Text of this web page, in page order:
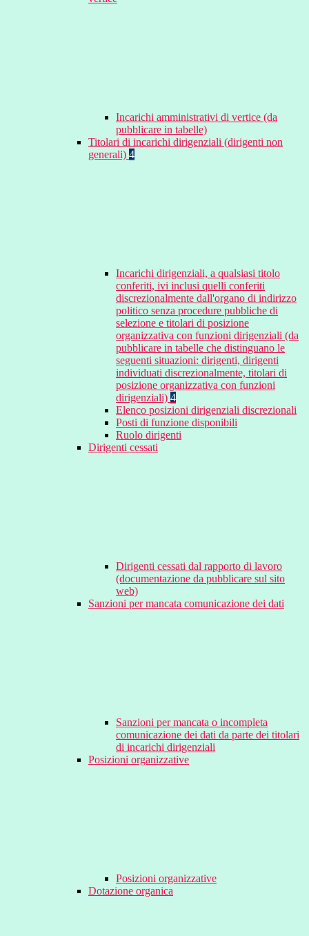
Incarichi amministrativi di vertice (da
pubblicare in tabelle)
Titolari di incarichi dirigenziali (dirigenti non
generali) 4
Incarichi dirigenziali, a qualsiasi titolo
conferiti, ivi inclusi quelli conferiti
discrezionalmente dall'organo di indirizzo
politico senza procedure pubbliche di
selezione e titolari di posizione
organizzativa con funzioni dirigenziali (da
pubblicare in tabelle che distinguano le
seguenti situazioni: dirigenti, dirigenti
individuati discrezionalmente, titolari di
posizione organizzativa con funzioni
dirigenziali) 4
Elenco posizioni dirigenziali discrezionali
Posti di funzione disponibili
Ruolo dirigenti
Dirigenti cessati
Dirigenti cessati dal rapporto di lavoro
(documentazione da pubblicare sul sito
web)
Sanzioni per mancata comunicazione dei dati
Sanzioni per mancata o incompleta
comunicazione dei dati da parte dei titolari
di incarichi dirigenziali
Posizioni organizzative
Posizioni organizzative
Dotazione organica